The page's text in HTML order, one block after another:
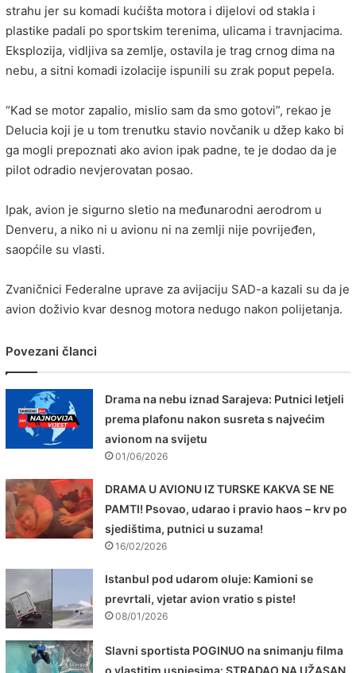
strahu jer su komadi kućišta motora i dijelovi od stakla i
plastike padali po sportskim terenima, ulicama i travnjacima.
Eksplozija, vidljiva sa zemlje, ostavila je trag crnog dima na
nebu, a sitni komadi izolacije ispunili su zrak poput pepela.
“Kad se motor zapalio, mislio sam da smo gotovi”, rekao je
Delucia koji je u tom trenutku stavio novčanik u džep kako bi
ga mogli prepoznati ako avion ipak padne, te je dodao da je
pilot odradio nevjerovatan posao.
Ipak, avion je sigurno sletio na međunarodni aerodrom u
Denveru, a niko ni u avionu ni na zemlji nije povrijeđen,
saopćile su vlasti.
Zvaničnici Federalne uprave za avijaciju SAD-a kazali su da je
avion doživio kvar desnog motora nedugo nakon polijetanja.
Povezani članci
Drama na nebu iznad Sarajeva: Putnici letjeli
prema plafonu nakon susreta s najvećim
avionom na svijetu
01/06/2026
DRAMA U AVIONU IZ TURSKE KAKVA SE NE
PAMTI! Psovao, udarao i pravio haos – krv po
sjedištima, putnici u suzama!
16/02/2026
Istanbul pod udarom oluje: Kamioni se
prevrtali, vjetar avion vratio s piste!
08/01/2026
Slavni sportista POGINUO na snimanju filma